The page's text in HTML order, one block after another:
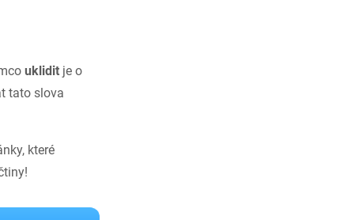
uklidit je o
tato slova
které